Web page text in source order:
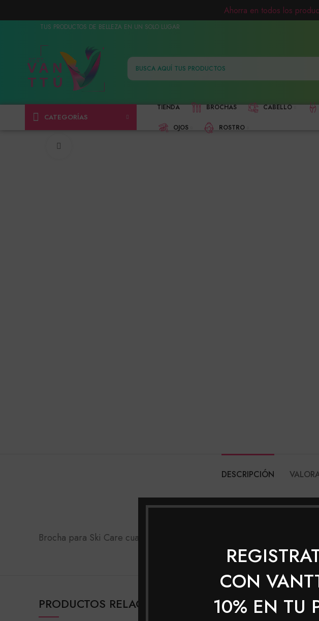
CON
10% EN TU
TUS PRODUCTOS DE BELLEZA EN UN SOLO LUGAR
CATEGORÍAS
TIENDA BROCHAS CABELLO
OJOS ROSTRO
DESCRIPCIÓN
PFIFFERY
Brocha para Ski Care cuadrada o para base
PRODUCTOS RELACIONADOS
Ahorra en todos los